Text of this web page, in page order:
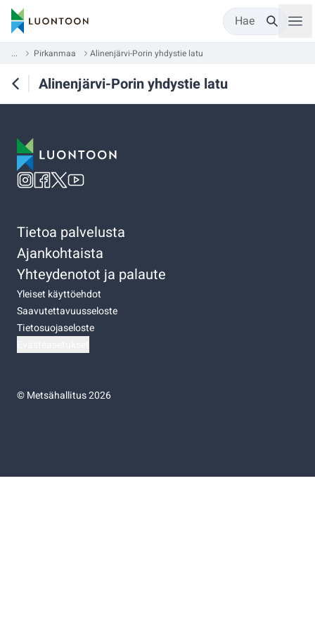
Hae
... Pirkanmaa Alinenjärvi-Porin yhdystie latu
Alinenjärvi-Porin yhdystie latu
Tietoa palvelusta
Ajankohtaista
Yhteydenotot ja palaute
Yleiset käyttöehdot
Saavutettavuusseloste
Tietosuojaseloste
©Metsähallitus 2026